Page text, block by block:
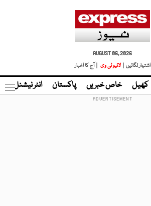
AUGUST 06, 2026
اشتہار لگائیں |
لائیو ٹی وی | آج کا اخبار
کھیل خاص خبریں پاکستان انٹر نیشنل